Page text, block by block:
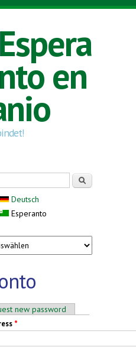
Espera
nto en
Deutsch
Esperanto
new password
*